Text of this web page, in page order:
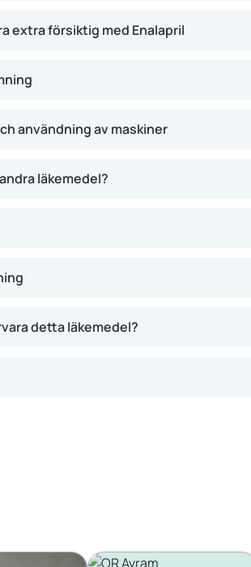
extra försiktig med Enalapril
användning av maskiner
läkemedel?
detta läkemedel?